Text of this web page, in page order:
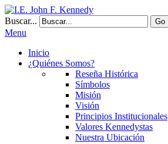
Buscar... Go
Menu
Inicio
¿Quiénes Somos?
Reseña Histórica
Símbolos
Misión
Visión
Principios Institucionales
Valores Kennedystas
Nuestra Ubicación